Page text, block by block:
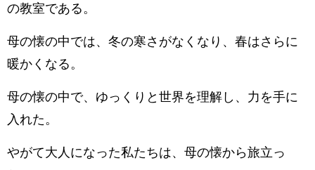
の教室である。
母の懐の中では、冬の寒さがなくなり、春はさらに
暖かくなる。
母の懐の中で、ゆっくりと世界を理解し、力を手に
入れた。
やがて大人になった私たちは、母の懐から旅立っ